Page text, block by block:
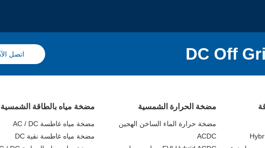
اتصل
مضخة الحرارة الشمسية
مضخة حرارة الماء الساخن الهجين
ACDC
مضخة مياه بالطاقة الشمسية
مضخة مياه غاطسة AC / DC
مضخة مياه غاطسة نقية DC